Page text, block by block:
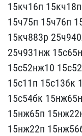
15кч​16п
15ч75п 15ч76​п
15кч883р
25ч931нж
15с52нж10
15с11п 15с13бк
15с54бк
15нж65п
15нж22п